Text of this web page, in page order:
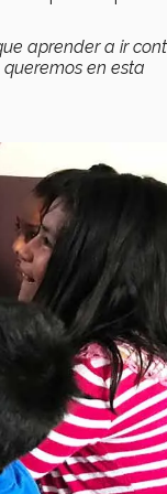
aprender a ir
en esta